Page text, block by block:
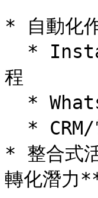
* 自動化
程
* 整合式
轉化潛力**